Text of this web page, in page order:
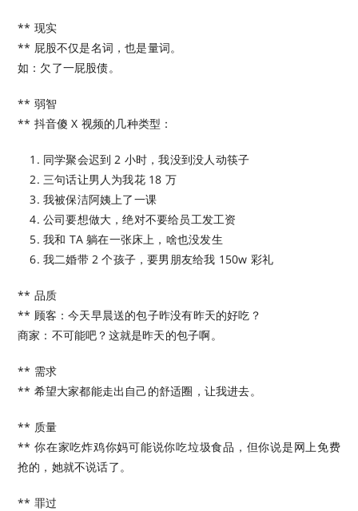
** 现实
** 屁股不仅是名词，也是量词。
如：欠了一屁股债。
** 弱智
** 抖音傻 X 视频的几种类型：
同学聚会迟到 2 小时，我没到没人动筷子
三句话让男人为我花 18 万
我被保洁阿姨上了一课
公司要想做大，绝对不要给员工发工资
我和 TA 躺在一张床上，啥也没发生
我二婚带 2 个孩子，要男朋友给我 150w 彩礼
** 品质
** 顾客：今天早晨送的包子昨没有昨天的好吃？
商家：不可能吧？这就是昨天的包子啊。
** 需求
** 希望大家都能走出自己的舒适圈，让我进去。
** 质量
** 你在家吃炸鸡你妈可能说你吃垃圾食品，但你说是网上免费
抢的，她就不说话了。
** 罪过